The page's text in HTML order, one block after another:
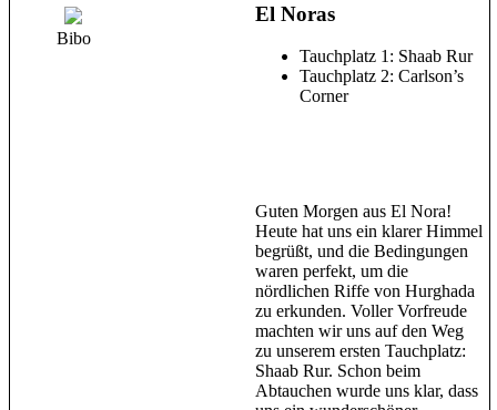
Bibo
El Noras
Tauchplatz 1: Shaab Rur
Tauchplatz 2: Carlson’s
Corner
Guten Morgen aus El Nora!
Heute hat uns ein klarer Himmel
begrüßt, und die Bedingungen
waren perfekt, um die
nördlichen Riffe von Hurghada
zu erkunden. Voller Vorfreude
machten wir uns auf den Weg
zu unserem ersten Tauchplatz:
Shaab Rur. Schon beim
Abtauchen wurde uns klar, dass